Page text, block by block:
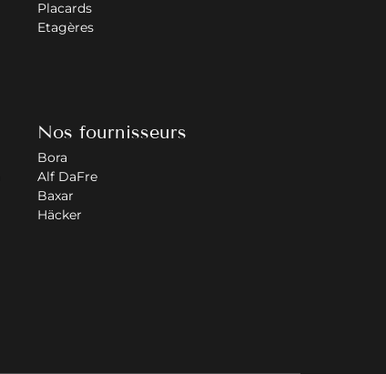
Placards
Etagères
Nos fournisseurs
Bora
Alf DaFre
Baxar
Häcker